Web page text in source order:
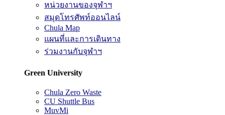
หน่วยงานของจุฬาฯ
สมุดโทรศัพท์ออนไลน์
Chula Map
แผนที่และการเดินทาง
ร่วมงานกับจุฬาฯ
Green University
Chula Zero Waste
CU Shuttle Bus
MuvMi